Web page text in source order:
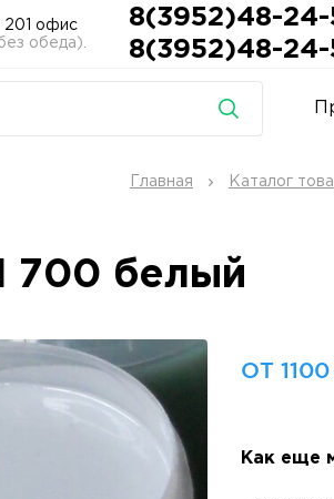
201 офис
обеда).
8(3952)48-24-
8(3952)48-24-
Главная Каталог
700 белый
ОТ 1100
Как еще